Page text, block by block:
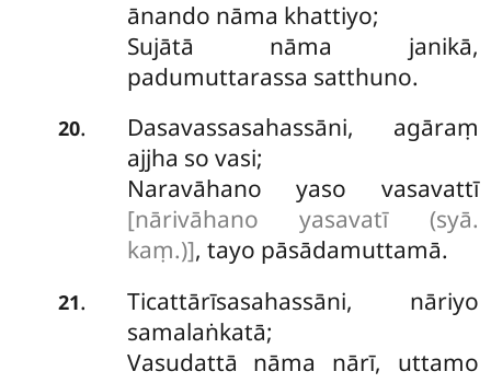
ānando nāma khattiyo;
Sujātā nāma janikā,
padumuttarassa satthuno.
20.
Dasavassasahassāni, agāraṃ
ajjha so vasi;
Naravāhano yaso vasavattī
[nārivāhano yasavatī (syā.
kaṃ.)], tayo pāsādamuttamā.
21.
Ticattārīsasahassāni, nāriyo
samalaṅkatā;
Vasudattā nāma nārī, uttamo